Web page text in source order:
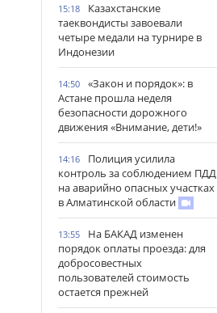
15:18
Казахстанские
таеквондисты завоевали
четыре медали на турнире в
Индонезии
14:50
«Закон и порядок»: в
Астане прошла неделя
безопасности дорожного
движения «Внимание, дети!»
14:16
Полиция усилила
контроль за соблюдением ПДД
на аварийно опасных участках
в Алматинской области
13:55
На БАКАД изменен
порядок оплаты проезда: для
добросовестных
пользователей стоимость
остается прежней